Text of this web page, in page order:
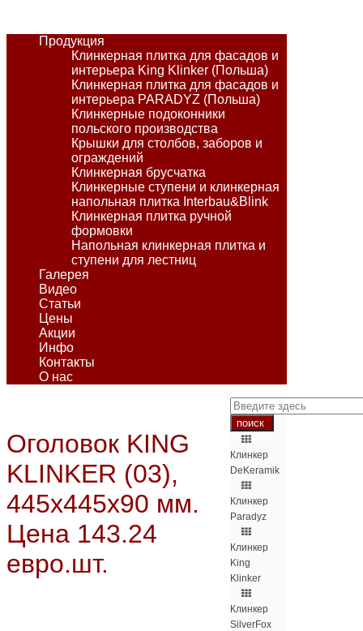
Продукция
Клинкерная плитка для фасадов и
интерьера King Klinker (Польша)
Клинкерная плитка для фасадов и
интерьера PARADYZ (Польша)
Клинкерные подоконники
польского производства
Крышки для столбов, заборов и
ограждений
Клинкерная брусчатка
Клинкерные ступени и клинкерная
напольная плитка Interbau&Blink
Клинкерная плитка ручной
формовки
Напольная клинкерная плитка и
ступени для лестниц
Галерея
Видео
Статьи
Цены
Акции
Инфо
Контакты
О нас
Клинкер
DeKeramik
Клинкер
Paradyz
Клинкер
King
Klinker
Клинкер
SilverFox
Оголовок KING
KLINKER (03),
445х445х90 мм.
Цена 143.24
евро.шт.